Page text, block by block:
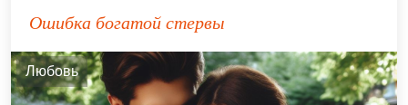
Ошибка богатой стервы
Любовь